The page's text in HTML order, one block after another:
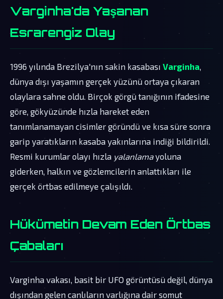
Varginha'da Yaşanan
Esrarengiz Olay
1996 yılında Brezilya'nın sakin kasabası Varginha
dünya dışı yaşamın gerçek yüzünü ortaya çıkaran
olaylara sahne oldu. Birçok görgü tanığının ifadesine
göre, gökyüzünde hızla hareket eden
tanımlanamayan cisimler göründü ve kısa süre sonra
garip yaratıkların kasaba yakınlarına indiği bildirildi.
Resmi kurumlar olayı hızla yalanlamayoluna
giderken, halkın ve gözlemcilerin anlattıkları ile
gerçek örtbas edilmeye çalışıldı.
Hükümetin Devam Eden Örtbas
Çabaları
Varginha vakası, basit bir UFO görüntüsü değil, dünya
dışından gelen canlıların varlığına dair somut